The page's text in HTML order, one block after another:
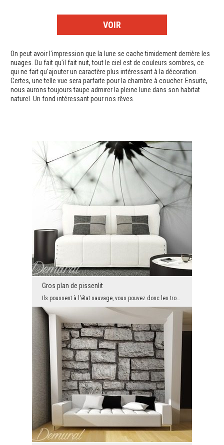
VOIR
On peut avoir l'impression que la lune se cache timidement derrière les
nuages. Du fait qu'il fait nuit, tout le ciel est de couleurs sombres, ce
qui ne fait qu'ajouter un caractère plus intéressant à la décoration.
Certes, une telle vue sera parfaite pour la chambre à coucher. Ensuite,
nous aurons toujours taupe admirer la pleine lune dans son habitat
naturel. Un fond intéressant pour nos rêves.
Gros plan de pissenlit